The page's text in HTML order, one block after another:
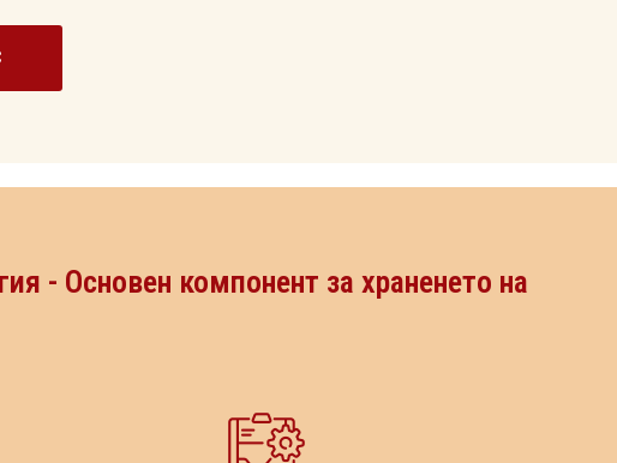
- Основен компонент за храненето на